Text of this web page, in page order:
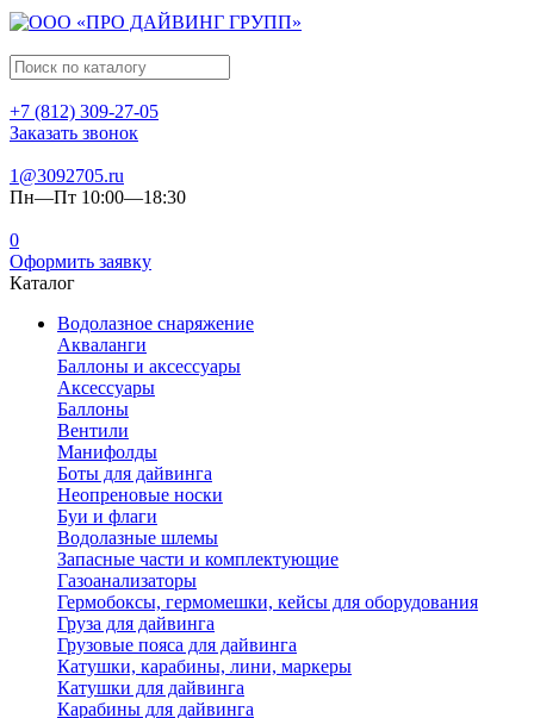
+7 (812) 309-27-05
Заказать звонок
1@3092705.ru
Пн—Пт 10:00—18:30
0
Оформить заявку
Каталог
Водолазное снаряжение
Акваланги
Баллоны и аксессуары
Аксессуары
Баллоны
Вентили
Манифолды
Боты для дайвинга
Неопреновые носки
Буи и флаги
Водолазные шлемы
Запасные части и комплектующие
Газоанализаторы
Гермобоксы, гермомешки, кейсы для оборудования
Груза для дайвинга
Грузовые пояса для дайвинга
Катушки, карабины, лини, маркеры
Катушки для дайвинга
Карабины для дайвинга